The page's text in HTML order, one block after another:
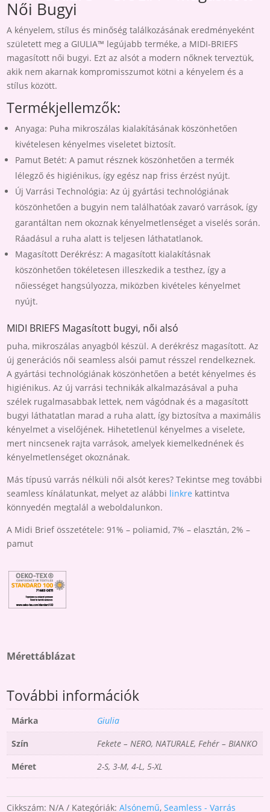
Női Bugyi
A kényelem, stílus és minőség találkozásának eredményeként
született meg a GIULIA™ legújabb terméke, a MIDI-BRIEFS
magasított női bugyi. Ezt az alsót a modern nőknek terveztük,
akik nem akarnak kompromisszumot kötni a kényelem és a
stílus között.
Termékjellemzők:
Anyaga: Puha mikroszálas kialakításának köszönhetően
kivételesen kényelmes viseletet biztosít.
Pamut Betét: A pamut résznek köszönhetően a termék
lélegző és higiénikus, így egész nap friss érzést nyújt.
Új Varrási Technológia: Az új gyártási technológiának
köszönhetően a bugyin nem találhatóak zavaró varrások, így
garantáltan nem okoznak kényelmetlenséget a viselés során.
Ráadásul a ruha alatt is teljesen láthatatlanok.
Magasított Derékrész: A magasított kialakításnak
köszönhetően tökéletesen illeszkedik a testhez, így a
nőiességet hangsúlyozza, miközben kivételes kényelmet
nyújt.
MIDI BRIEFS Magasított bugyi, női alsó
puha, mikroszálas anyagból készül. A derékrész magasított. Az
új generációs női seamless alsói pamut résszel rendelkeznek.
A gyártási technológiának köszönhetően a betét kényelmes és
higiénikus. Az új varrási technikák alkalmazásával a puha
szélek rugalmasabbak lettek, nem vágódnak és a magasított
bugyi láthatatlan marad a ruha alatt, így biztosítva a maximális
kényelmet a viselőjének. Hihetetlenül kényelmes a viselete,
mert nincsenek rajta varrások, amelyek kiemelkednének és
kényelmetlenséget okoznának.
Más típusú varrás nélküli női alsót keres? Tekintse meg további
seamless kínálatunkat, melyet az alábbi linkre kattintva
könnyedén megtalál a weboldalunkon.
A Midi Brief összetétele: 91% – poliamid, 7% – elasztán, 2% –
pamut
Mérettáblázat
További információk
Márka
Giulia
Szín
Fekete – NERO, NATURALE, Fehér – BIANKO
Méret
2-S, 3-M, 4-L, 5-XL
Cikkszám: N/A Kategóriák:Alsónemű,Seamless - Varrás